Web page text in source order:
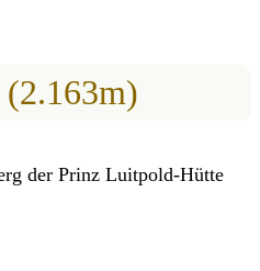
der Prinz Luitpold-Hütte